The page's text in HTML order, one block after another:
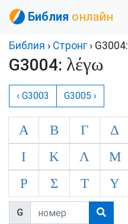
Библия онлайн
Библия › Стронг › G3004:
G3004: λέγω
‹ G3003 G3005 ›
Α Β Γ Δ
Ι
Κ Λ Μ
Ρ
Σ Τ Υ
G